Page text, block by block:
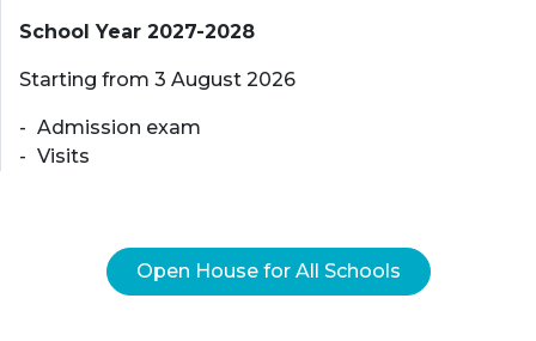
School Year 2027-2028
Starting from 3 August 2026
Admission exam
Visits
Open House for All Schools